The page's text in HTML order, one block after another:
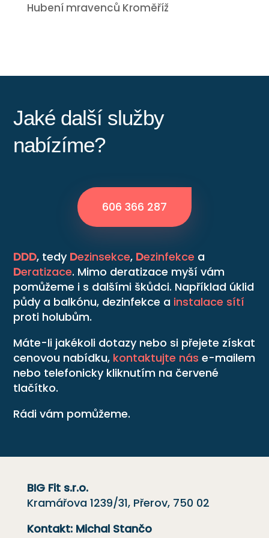
Hubení mravenců Kroměříž
Jaké další služby
nabízíme?
606 366 287
DDD, tedy Dezinsekce, Dezinfekce a
Deratizace. Mimo deratizace myší vám
pomůžeme i s dalšími škůdci. Například úklid
půdy a balkónu, dezinfekce a instalace sítí
proti holubům.
Máte-li jakékoli dotazy nebo si přejete získat
cenovou nabídku, kontaktujte nás e-mailem
nebo telefonicky kliknutím na červené
tlačítko.
Rádi vám pomůžeme.
BIG Fit s.r.o.
Kramářova 1239/31, Přerov, 750 02
Kontakt: Michal Stančo